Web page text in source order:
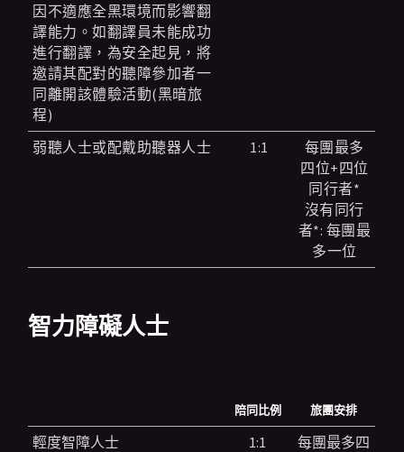
因不適應全黑環境而影響翻
譯能力。如翻譯員未能成功
進行翻譯，為安全起見，將
邀請其配對的聽障參加者一
同離開該體驗活動(黑暗旅
程)
弱聽人士或配戴助聽器人士 1:1
每團最多
四位+四位
同行者*
沒有同行
者*: 每團最
多一位
智力障礙人士
陪同比例 旅團安排
輕度智障人士 1:1
每團最多四